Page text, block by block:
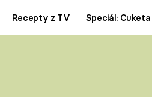
Recepty z TV Speciál: Cuketa